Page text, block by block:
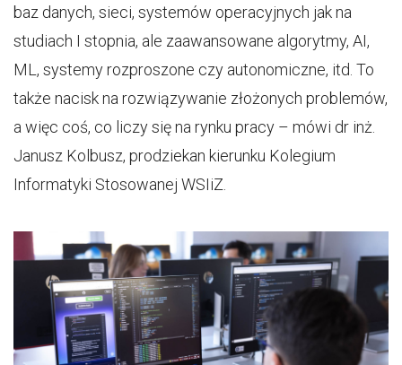
baz danych, sieci, systemów operacyjnych jak na
studiach I stopnia, ale zaawansowane algorytmy, AI,
ML, systemy rozproszone czy autonomiczne, itd. To
także nacisk na rozwiązywanie złożonych problemów,
a więc coś, co liczy się na rynku pracy – mówi dr inż.
Janusz Kolbusz, prodziekan kierunku Kolegium
Informatyki Stosowanej WSIiZ.